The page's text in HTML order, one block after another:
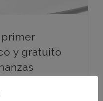
primer
y gratuito